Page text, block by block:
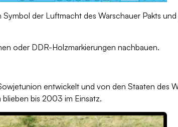
der Luftmacht des Warschauer Pakts
oder DDR-Holzmarkierungen nachbauen.
entwickelt und von den Staaten des
bis 2003 im Einsatz.